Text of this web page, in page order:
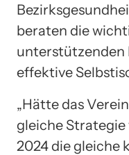
beraten die
unterstützenden
effektive
„Hätte das
gleiche
2024 die gleiche